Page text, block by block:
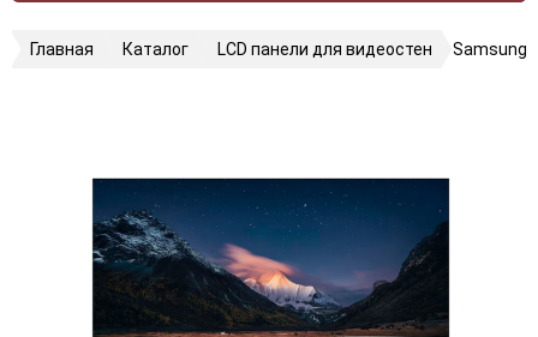
Главная Каталог LCD панели для видеостен Samsung